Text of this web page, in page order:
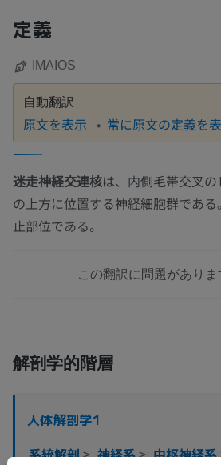
定義
IMAIOS
自動翻訳
原文を表示 常に原文の定義を
迷走神経交連核は、内側毛帯交叉
の上方に位置する神経細胞群であ
止部位である。
この翻訳に問題がありま
解剖学的階層
人体解剖学1
系統解剖> 神経系> 中枢神経系